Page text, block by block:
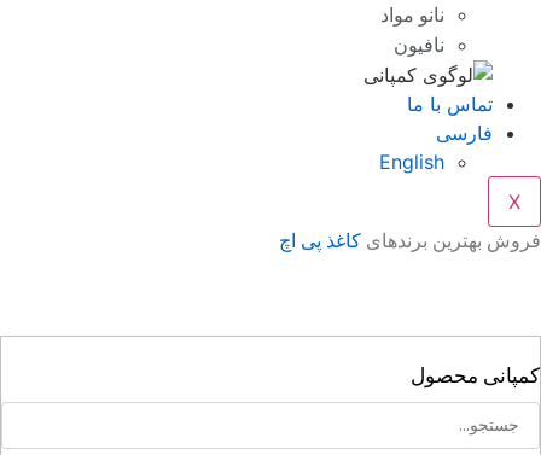
نانو مواد
نافیون
تماس با ما
فارسی
English
بهترین برندهایکاغذ پی اچ
محصول